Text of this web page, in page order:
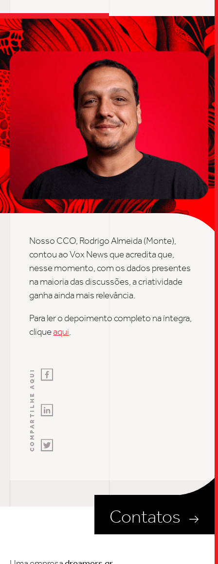
Nosso CCO, Rodrigo Almeida (Monte),
contou ao Vox News que acredita que,
nesse momento, com os dados presentes
na maioria das discussões, a criatividade
ganha ainda mais relevância.
Para ler o depoimento completo na íntegra,
cliqueaqui.
COMPARTILHE AQUI
Contatos